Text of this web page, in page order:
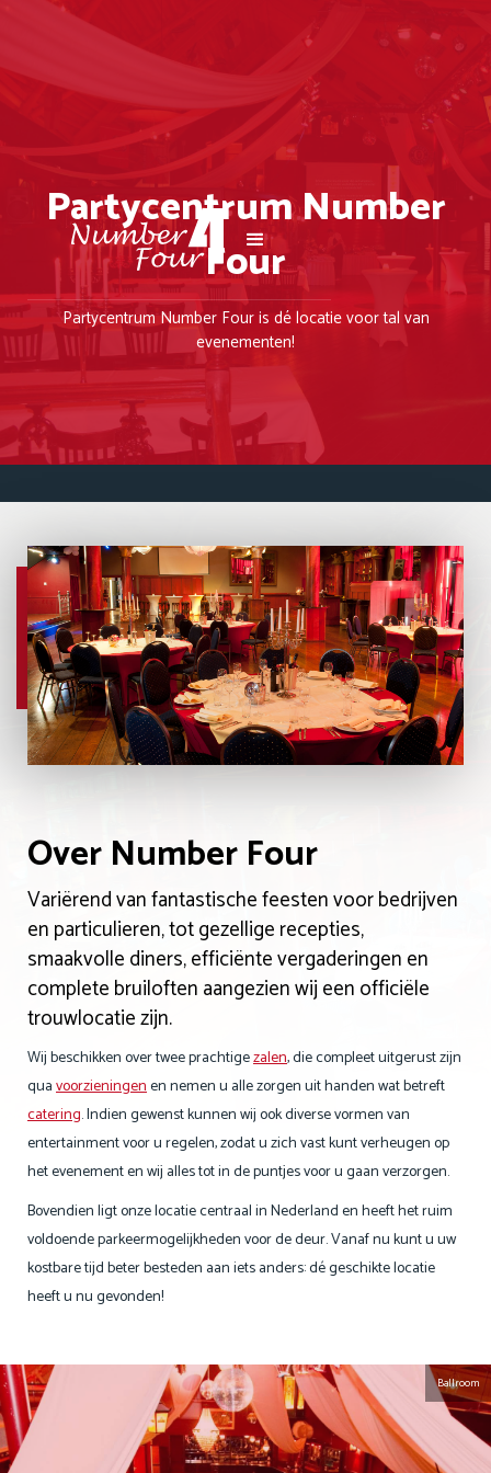
Partycentrum Number
Four
Partycentrum Number Four is dé locatie voor tal van
evenementen!
Over Number Four
Variërend van fantastische feesten voor bedrijven
en particulieren, tot gezellige recepties,
smaakvolle diners, efficiënte vergaderingen en
complete bruiloften aangezien wij een officiële
trouwlocatie zijn.
Wij beschikken over twee prachtigezalen, die compleet uitgerust zijn
quavoorzieningenen nemen u alle zorgen uit handen wat betreft
catering. Indien gewenst kunnen wij ook diverse vormen van
entertainment voor u regelen, zodat u zich vast kunt verheugen op
het evenement en wij alles tot in de puntjes voor u gaan verzorgen.
Bovendien ligt onze locatie centraal in Nederland en heeft het ruim
voldoende parkeermogelijkheden voor de deur. Vanaf nu kunt u uw
kostbare tijd beter besteden aan iets anders: dé geschikte locatie
heeft u nu gevonden!
Ballroom